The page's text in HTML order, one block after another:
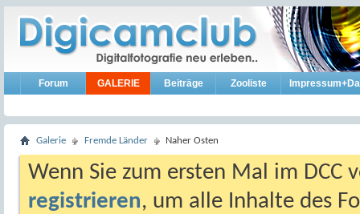
Forum GALERIE Beiträge Zooliste
Galerie Fremde Länder Naher Osten
Wenn Sie zum ersten Mal im DCC
registrieren, um alle Inhalte des